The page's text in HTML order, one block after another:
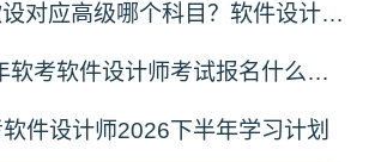
软考中级软设对应高级哪个科目？软件设计师对应高级报考指南
2026下半年软考软件设计师考试报名什么时候开始？
件设计师2026下半年学习计划